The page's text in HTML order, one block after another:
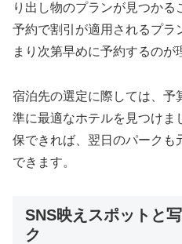
り出し物のプランが見つか
予約で割引が適用されるプラ
まり次第早めに予約するのが
宿泊先の選定に際しては、予
準に最適なホテルを見つけま
保できれば、翌日のパークも
できます。
SNS映えスポットと
ク